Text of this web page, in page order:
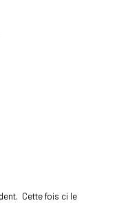
Cette fois ci le